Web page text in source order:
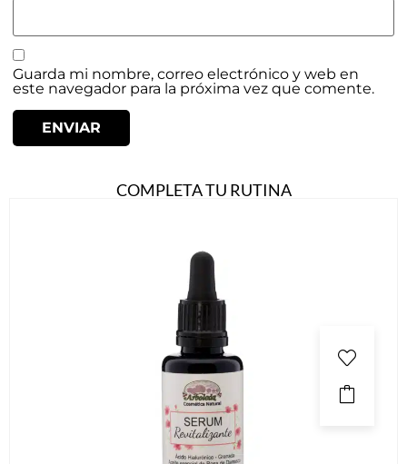
Guarda mi nombre, correo electrónico y web en
este navegador para la próxima vez que comente.
COMPLETA TU RUTINA